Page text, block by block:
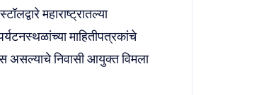
महाराष्ट्रातल्या
माहितीपत्रकांचे
असल्याचे निवासी आयुक्त विमला